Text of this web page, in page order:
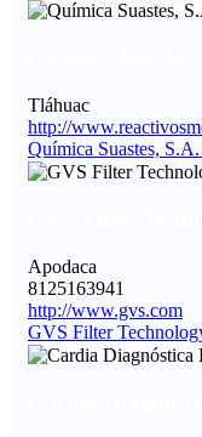
Tláhuac
http://
Química Suastes,
Apodaca
8125163941
http://www.gvs.com
GVS Filter